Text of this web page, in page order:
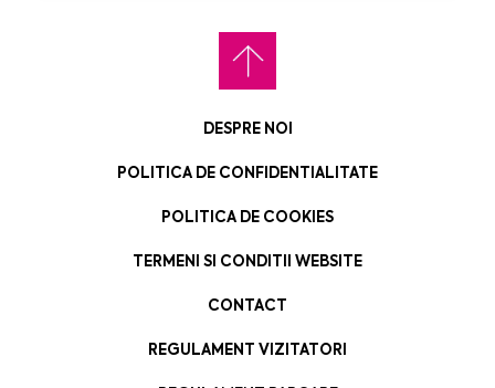
DESPRE NOI
POLITICA DE CONFIDENTIALITATE
POLITICA DE COOKIES
TERMENI SI CONDITII WEBSITE
CONTACT
REGULAMENT VIZITATORI